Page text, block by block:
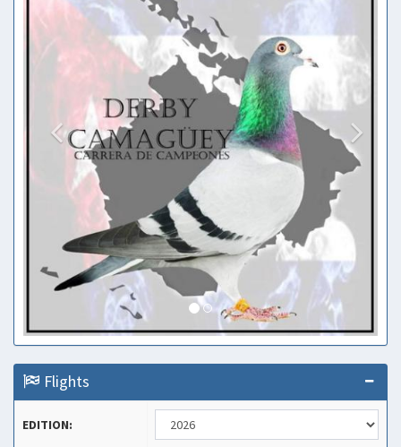
Flights
EDITION: